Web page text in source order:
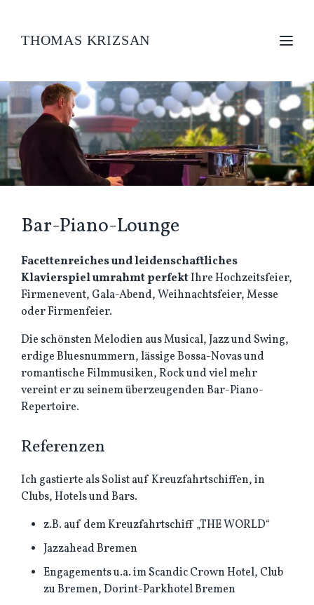
THOMAS KRIZSAN
Bar-Piano-Lounge
Facettenreiches und leidenschaftliches
Klavierspiel umrahmt perfektIhre Hochzeitsfeier,
Firmenevent, Gala-Abend, Weihnachtsfeier, Messe
oder Firmenfeier.
Die schönsten Melodien aus Musical, Jazz und Swing,
erdige Bluesnummern, lässige Bossa-Novas und
romantische Filmmusiken, Rock und viel mehr
vereint er zu seinem überzeugenden Bar-Piano-
Repertoire.
Referenzen
Ich gastierte als Solist auf Kreuzfahrtschiffen, in
Clubs, Hotels und Bars.
z.B. auf dem Kreuzfahrtschiff „THE WORLD“
Jazzahead Bremen
Engagements u.a. im Scandic Crown Hotel, Club
zu Bremen, Dorint-Parkhotel Bremen